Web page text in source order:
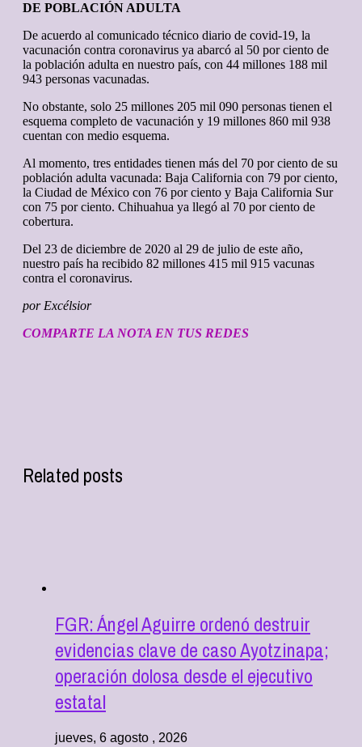
DE POBLACIÓN ADULTA
De acuerdo al comunicado técnico diario de covid-19, la
vacunación contra coronavirus ya abarcó al 50 por ciento de
la población adulta en nuestro país, con 44 millones 188 mil
943 personas vacunadas.
No obstante, solo 25 millones 205 mil 090 personas tienen el
esquema completo de vacunación y 19 millones 860 mil 938
cuentan con medio esquema.
Al momento, tres entidades tienen más del 70 por ciento de su
población adulta vacunada: Baja California con 79 por ciento,
la Ciudad de México con 76 por ciento y Baja California Sur
con 75 por ciento. Chihuahua ya llegó al 70 por ciento de
cobertura.
Del 23 de diciembre de 2020 al 29 de julio de este año,
nuestro país ha recibido 82 millones 415 mil 915 vacunas
contra el coronavirus.
por Excélsior
COMPARTE LA NOTA EN TUS REDES
Related posts
FGR: Ángel Aguirre ordenó destruir
evidencias clave de caso Ayotzinapa;
operación dolosa desde el ejecutivo
estatal
jueves, 6 agosto , 2026